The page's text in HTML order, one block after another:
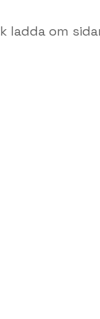
ladda om